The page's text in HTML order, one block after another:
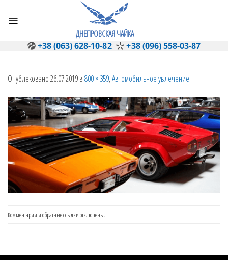
ДНЕПРОВСКАЯ ЧАЙКА
+38 (063) 628-10-82
+38 (096) 558-03-87
Опублековано26.07.2019в800 × 359,Автомобильное увлечение
Комментарии и обратные ссылки отключены.